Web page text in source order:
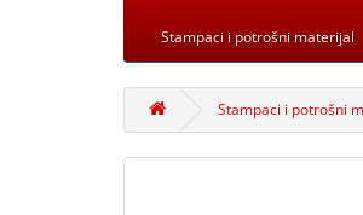
Stampaci i potrošni materijal
Stampaci i potrošni